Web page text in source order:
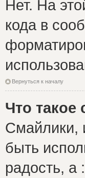
Нет. На
кода в
Вернуться к началу
Что такое
Смайлики,
быть
радость, а